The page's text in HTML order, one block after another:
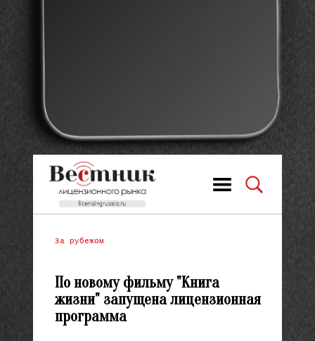
За рубежом
По новому фильму "Книга
жизни" запущена лицензионная
программа